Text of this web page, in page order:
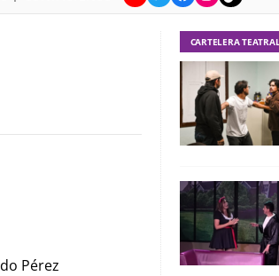
Pérez
CARTELERA